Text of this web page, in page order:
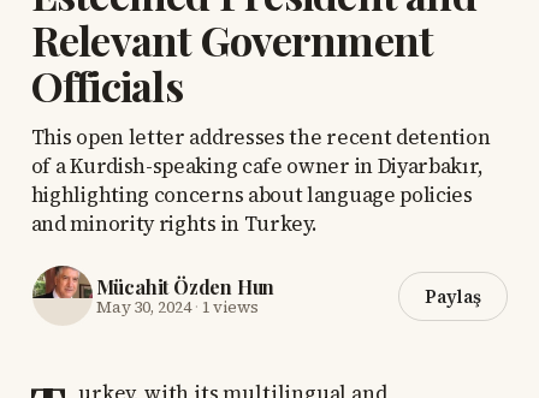
Relevant Government
Officials
This open letter addresses the recent detention
of a Kurdish-speaking cafe owner in Diyarbakır,
highlighting concerns about language policies
and minority rights in Turkey.
Mücahit Özden Hun
May 30, 2024· 1 views Paylaş